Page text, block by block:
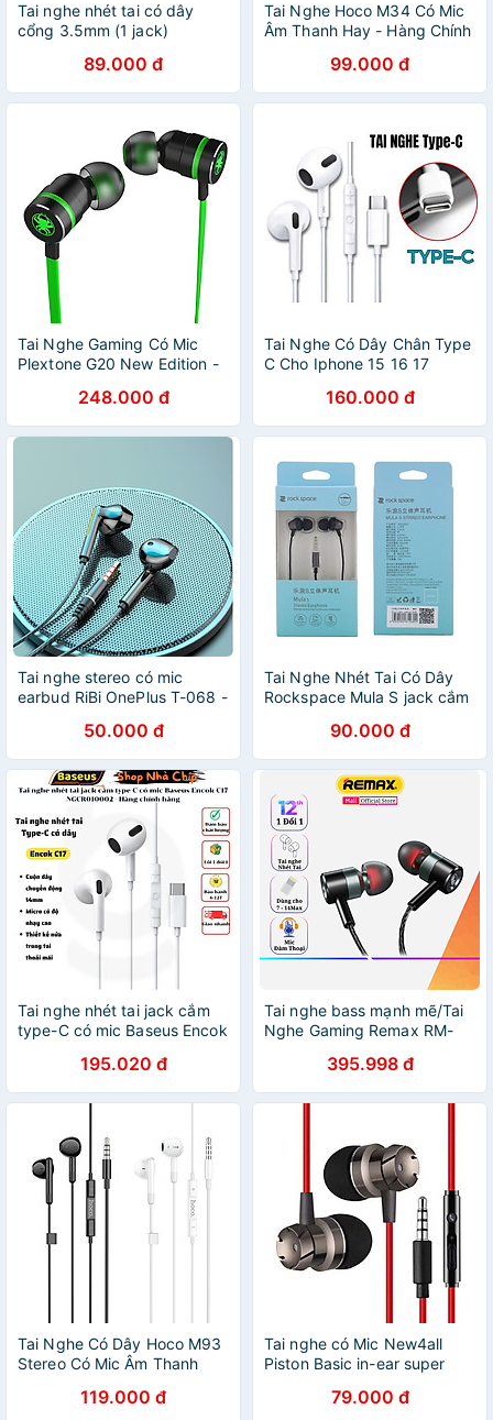
Tai nghe nhét tai có dây
cổng 3.5mm (1 jack)
chính hãng89.000 đ
Tai Nghe Hoco M34 Có Mic
Âm Thanh Hay - Hàng Chính
99.000 đ
Tai Nghe Gaming Có Mic
Plextone G20 New Edition -
248.000 đ
Tai Nghe Có Dây Chân Type
C Cho Iphone 15 16 17
Âm Thanh Hay Có Mic Nghe
Nhạc Chơi Game - Hàng
chính hãng - Tai Nghe Có
Dây Nhét Tai
160.000 đ
Tai nghe stereo có mic
earbud RiBi OnePlus T-068 -
50.000 đ
Tai Nghe Nhét Tai Có Dây
Rockspace Mula S jack cắm
chơi game - Hàng chính
hãng bảo hành 12 tháng
90.000 đ
Tai nghe nhét tai jack cắm
type-C có mic Baseus Encok
chính hãng195.020 đ
Tai nghe bass mạnh mẽ/Tai
Nghe Gaming Remax RM-
Game Chống Ồn Có Mic In
Ear Cho Điện Thoại Hàng
Chính Hãng
395.998 đ
Tai Nghe Có Dây Hoco M93
Stereo Có Mic Âm Thanh
Chính Hãng119.000 đ
Tai nghe có Mic New4all
Piston Basic in-ear super
79.000 đ